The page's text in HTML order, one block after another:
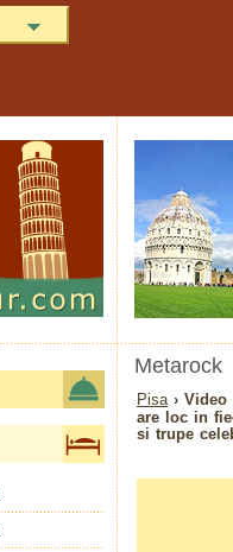
Metarock
Pisa ›
are loc in
si trupe